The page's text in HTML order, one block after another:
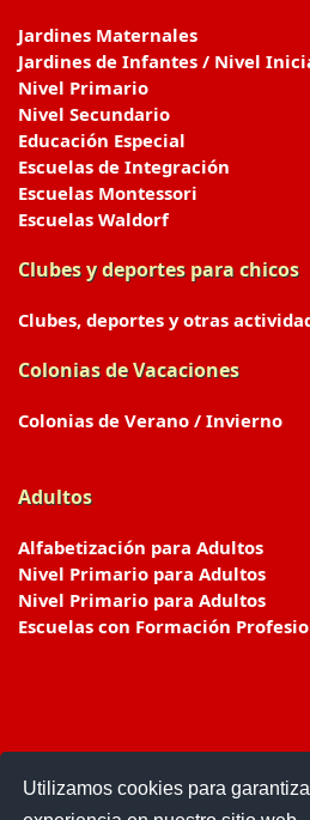
Utilizamos cookies para
Jardines Maternales
Jardines de Infantes / Nivel
Nivel Primario
Nivel Secundario
Educación Especial
Escuelas de Integración
Escuelas Montessori
Escuelas Waldorf
Clubes y deportes para chicos
Clubes, deportes y otras
Colonias de Vacaciones
Colonias de Verano / Invierno
Adultos
Alfabetización para Adultos
Nivel Primario para Adultos
Nivel Primario para Adultos
Escuelas con Formación